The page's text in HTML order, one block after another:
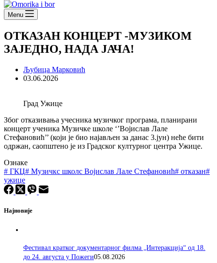
Menu
ОТКАЗАН КОНЦЕРТ -МУЗИКОМ
ЗАЈЕДНО, НАДА ЈАЧА!
Љубица Марковић
03.06.2026
Град Ужице
Због отказивања учесника музичког програма, планирани
концерт ученика Музичке школе ‘’Војислав Лале
Стефановић’’ (који је био најављен за данас 3.јун) неће бити
одржан, саопштено је из Градског културног центра Ужице.
Ознаке
# ГКЦ# Музичкс школс Војислав Лале Стефановић# отказан#
ужице
Најновије
Фестивал кратког документарног филма „Интеракција“ од 18.
до 24. августа у Пожеги05.08.2026